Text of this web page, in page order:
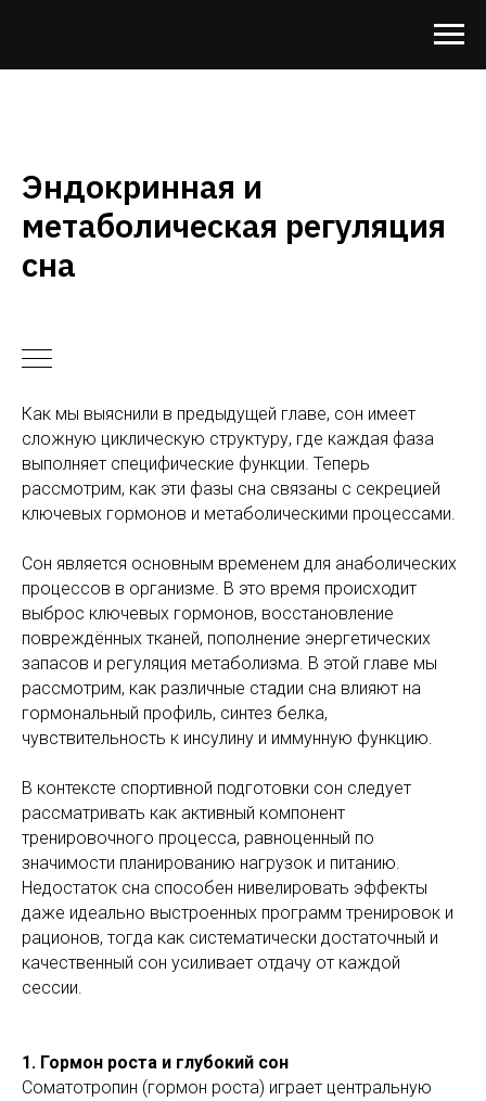
Эндокринная и
метаболическая регуляция
сна
Как мы выяснили в предыдущей главе, сон имеет
сложную циклическую структуру, где каждая фаза
выполняет специфические функции. Теперь
рассмотрим, как эти фазы сна связаны с секрецией
ключевых гормонов и метаболическими процессами.
Сон является основным временем для анаболических
процессов в организме. В это время происходит
выброс ключевых гормонов, восстановление
повреждённых тканей, пополнение энергетических
запасов и регуляция метаболизма. В этой главе мы
рассмотрим, как различные стадии сна влияют на
гормональный профиль, синтез белка,
чувствительность к инсулину и иммунную функцию.
В контексте спортивной подготовки сон следует
рассматривать как активный компонент
тренировочного процесса, равноценный по
значимости планированию нагрузок и питанию.
Недостаток сна способен нивелировать эффекты
даже идеально выстроенных программ тренировок и
рационов, тогда как систематически достаточный и
качественный сон усиливает отдачу от каждой
сессии.
1. Гормон роста и глубокий сон
Соматотропин (гормон роста) играет центральную